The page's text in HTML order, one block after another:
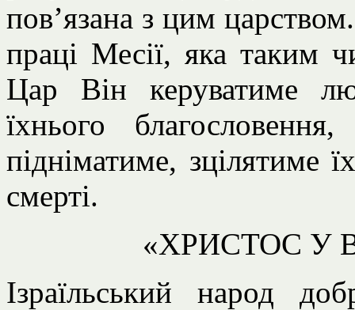
пов’язана з цим
праці Месії, яка таким
Цар Він керуватиме
їхнього
підніматиме, зцілятиме
смерті.
«ХРИСТОС У
Ізраїльський народ